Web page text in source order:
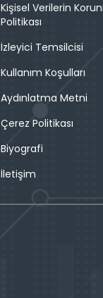
Kişisel Verilerin
Politikası
İzleyici Temsilcisi
Kullanım Koşulları
Aydınlatma Metni
Çerez Politikası
Biyografi
İletişim